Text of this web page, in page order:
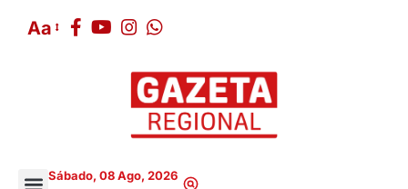
Aa
Sábado, 08 Ago, 2026